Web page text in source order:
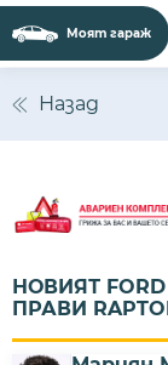
Моят гараж
Назад
НОВИЯТ
ПРАВИ